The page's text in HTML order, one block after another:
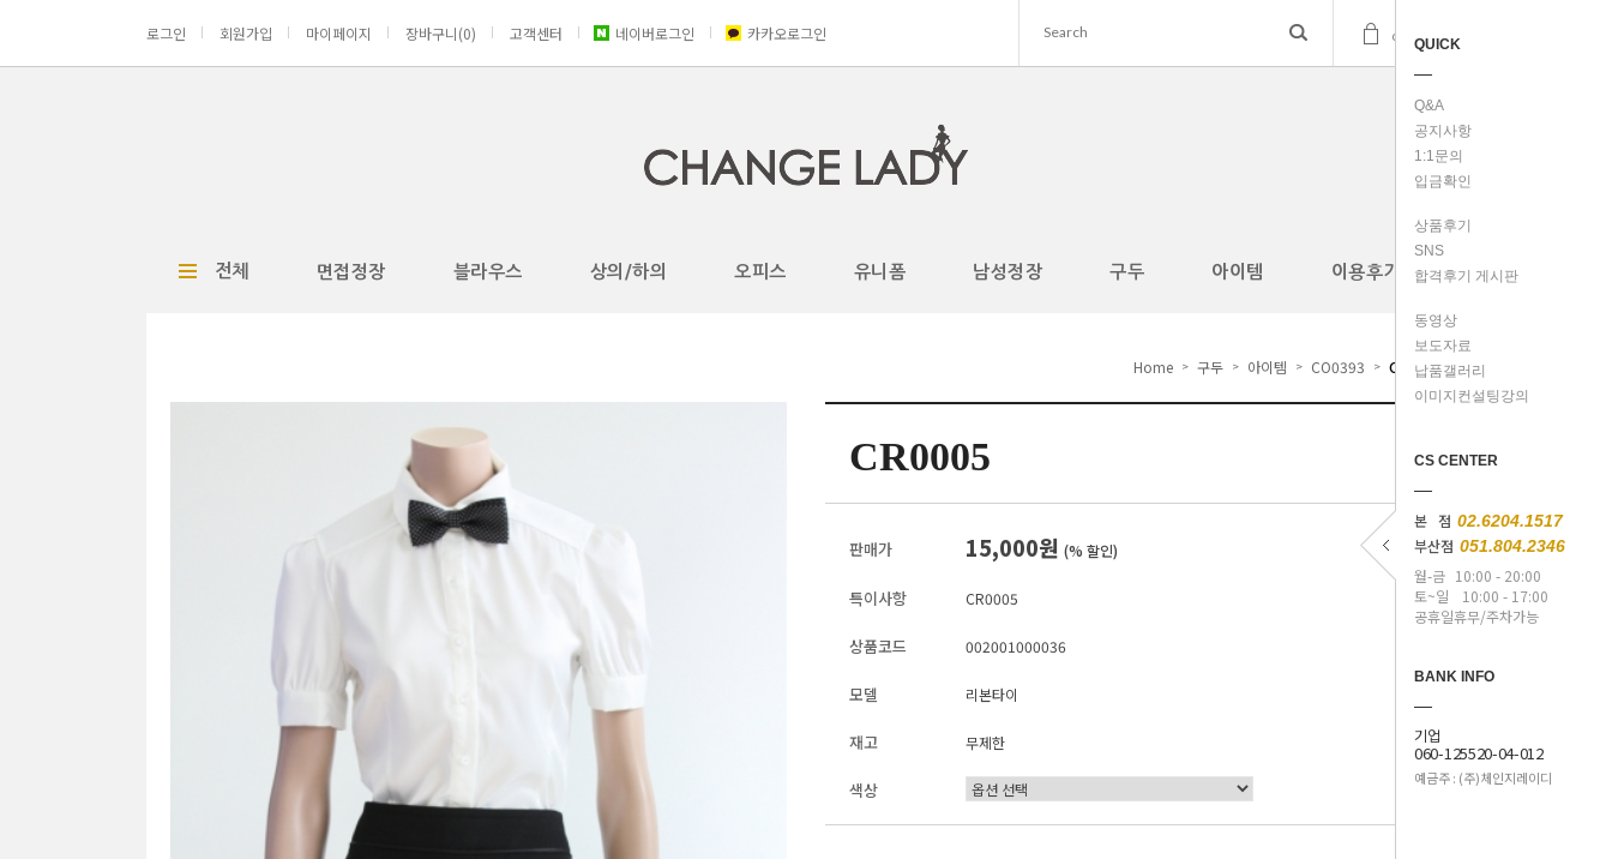
QUICK
Q&A
공지사항
1:1문의
입금확인
상품후기
SNS
합격후기 게시판
동영상
보도자료
납품갤러리
이미지컨설팅강의
CS CENTER
본 점 02.6204.1517
부산점 051.804.2346
월-금 10:00 - 20:00
토~일
10:00 - 17:00
공휴일휴무/주차가능
BANK INFO
기업
060-125520-04-012
예금주 : (주)체인지레이디
로그인 회원가입 마이페이지 장바구니(0) 고객센터 네이버로그인 카카오로그인 cart(0)
전체 면접정장 블라우스 상의/하의 오피스 유니폼 남성정장 구두 아이템 이용후기
Home > 구두 > 아이템 > CO0393 > CR0005
CR0005
판매가 15,000원 (% 할인)
특이사항 CR0005
상품코드 002001000036
모델 리본타이
재고 무제한
색상